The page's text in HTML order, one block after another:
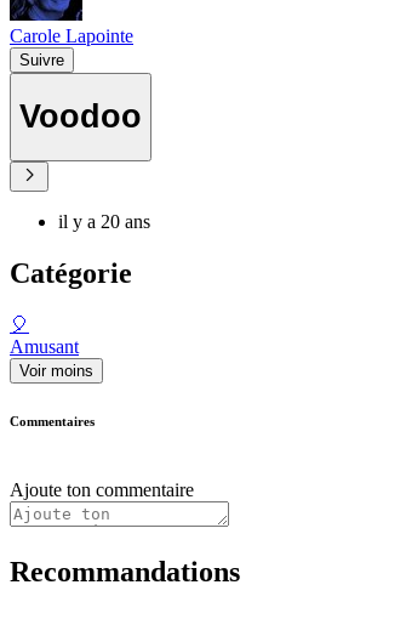
Carole Lapointe
Suivre
Voodoo
il y a 20 ans
Catégorie
🎈
Amusant
Voir moins
Commentaires
Ajoute ton commentaire
Recommandations